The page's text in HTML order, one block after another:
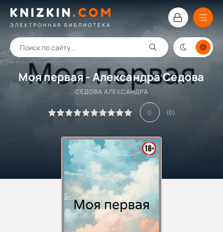
KNIZKIN.COM
ЭЛЕКТРОННАЯ БИБЛИОТЕКА
Моя первая - Александра Седова
СЕДОВА АЛЕКСАНДРА
0 (0)